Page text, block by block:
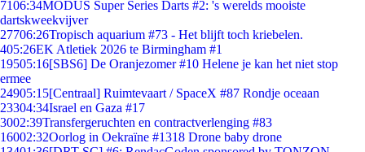
7106:34MODUS Super Series Darts #2: 's werelds mooiste
dartskweekvijver
27706:26Tropisch aquarium #73 - Het blijft toch kriebelen.
405:26EK Atletiek 2026 te Birmingham #1
19505:16[SBS6] De Oranjezomer #10 Helene je kan het niet stop
ermee
24905:15[Centraal] Ruimtevaart / SpaceX #87 Rondje oceaan
23304:34Israel en Gaza #17
3002:39Transfergeruchten en contractverlenging #83
16002:32Oorlog in Oekraïne #1318 Drone baby drone